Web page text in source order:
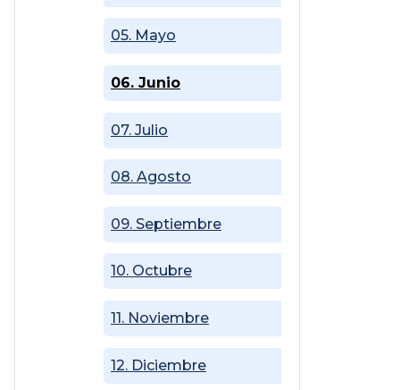
05. Mayo
06. Junio
07. Julio
08. Agosto
09. Septiembre
10. Octubre
11. Noviembre
12. Diciembre